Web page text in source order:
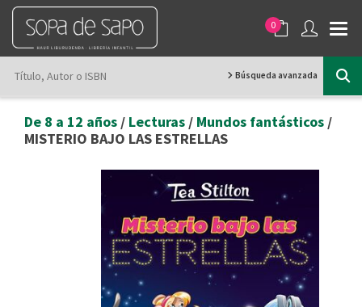
0
Búsqueda avanzada
De 8 a 12 años / Lecturas / Mundos fantásticos /
MISTERIO BAJO LAS ESTRELLAS